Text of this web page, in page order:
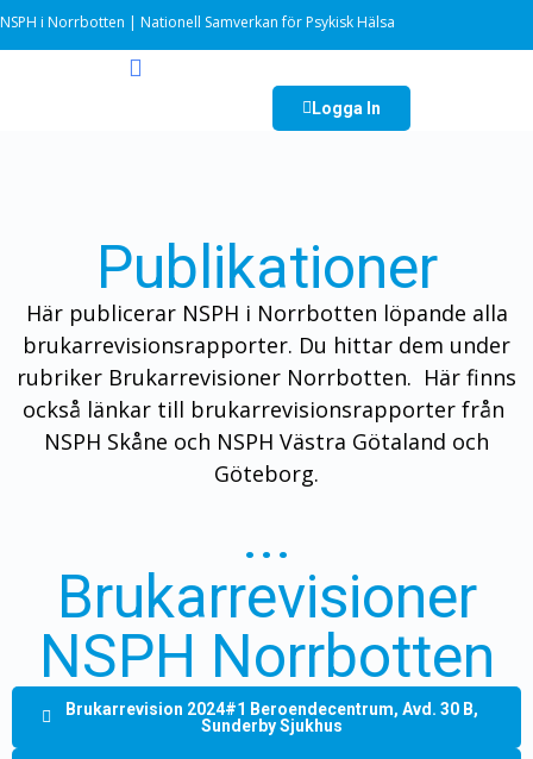
NSPH i Norrbotten | Nationell Samverkan för Psykisk Hälsa
Logga In
Publikationer
Här publicerar NSPH i Norrbotten löpande alla
brukarrevisionsrapporter. Du hittar dem under
rubriker Brukarrevisioner Norrbotten. Här finns
också länkar till brukarrevisionsrapporter från
NSPH Skåne och NSPH Västra Götaland och
Göteborg.
...
Brukarrevisioner
NSPH Norrbotten
Brukarrevision 2024#1 Beroendecentrum, Avd. 30 B,
Sunderby Sjukhus